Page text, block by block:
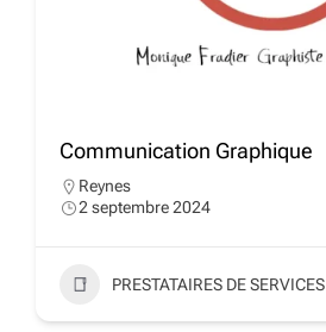
Communication Graphique
Reynes
2 septembre 2024
PRESTATAIRES DE SERVICES